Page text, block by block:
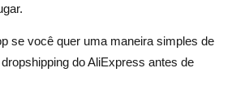
se você quer uma maneira simples de
do AliExpress antes de